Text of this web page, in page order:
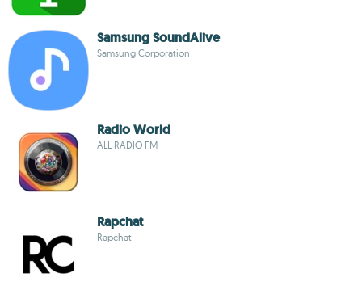
Samsung SoundAlive
Samsung Corporation
Radio World
ALL RADIO FM
Rapchat
Rapchat